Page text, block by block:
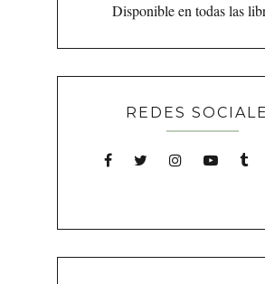
Disponible en todas las
REDES